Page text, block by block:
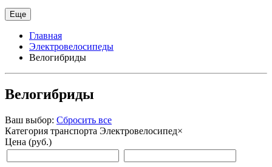
Еще
Главная
Электровелосипеды
Велогибриды
Велогибриды
Ваш выбор: Сбросить все
Категория транспорта Электровелосипед×
Цена (руб.)